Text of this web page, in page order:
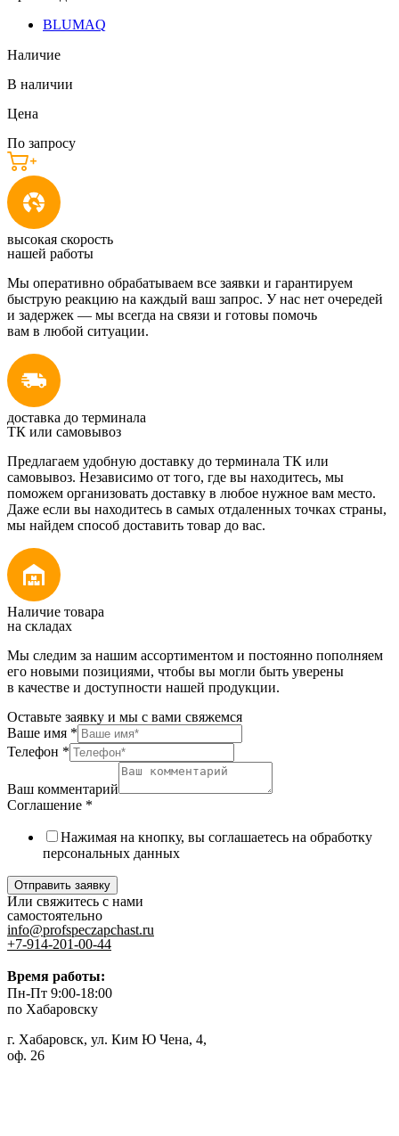
BLUMAQ
Наличие
В наличии
Цена
По запросу
высокая скорость
нашей работы
Мы оперативно обрабатываем все заявки и гарантируем
быструю реакцию на каждый ваш запрос. У нас нет очередей
и задержек — мы всегда на связи и готовы помочь
вам в любой ситуации.
доставка до терминала
ТК или самовывоз
Предлагаем удобную доставку до терминала ТК или
самовывоз. Независимо от того, где вы находитесь, мы
поможем организовать доставку в любое нужное вам место.
Даже если вы находитесь в самых отдаленных точках страны,
мы найдем способ доставить товар до вас.
Наличие товара
на складах
Мы следим за нашим ассортиментом и постоянно пополняем
его новыми позициями, чтобы вы могли быть уверены
в качестве и доступности нашей продукции.
Оставьте заявку и мы с вами свяжемся
Ваше имя *
Телефон *
Ваш комментарий
Соглашение *
Нажимая на кнопку, вы соглашаетесь на обработку
персональных данных
Отправить заявку
Или свяжитесь с нами
самостоятельно
info@profspeczapchast.ru
+7-914-201-00-44
Время работы:
Пн-Пт 9:00-18:00
по Хабаровску
г. Хабаровск, ул. Ким Ю Чена, 4,
оф. 26